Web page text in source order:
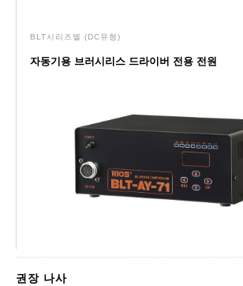
BLT시리즈별 (DC유형)
자동기용 브러시리스 드라이버 전용 전원
권장 나사